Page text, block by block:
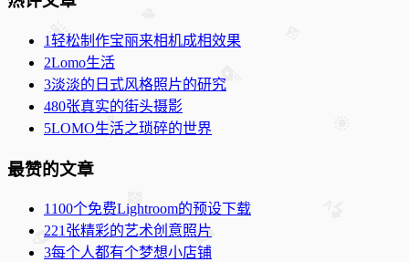
1轻松制作宝丽来相机成相效果
2Lomo生活
3淡淡的日式风格照片的研究
480张真实的街头摄影
5LOMO生活之琐碎的世界
最赞的文章
1 100个免费Lightroom的预设下载
221张精彩的艺术创意照片
3每个人都有个梦想小店铺